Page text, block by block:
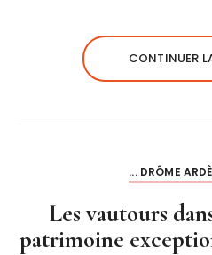
CONTINUER
... DRÔME
Les vautours
patrimoine